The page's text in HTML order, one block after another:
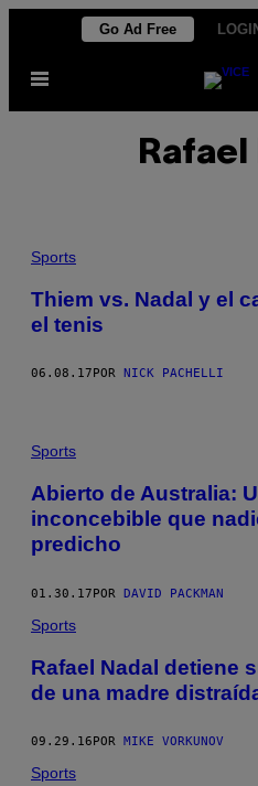
contenido
Go Ad Free
Abrir
Rafael
Sports
Thiem vs. Nadal y el
el tenis
06.08.17 POR NICK PACHELLI
Sports
Abierto de Australia:
inconcebible que
predicho
01.30.17POR DAVID PACKMAN
Sports
Rafael Nadal detiene
de una madre
09.29.16 POR MIKE VORKUNOV
Sports